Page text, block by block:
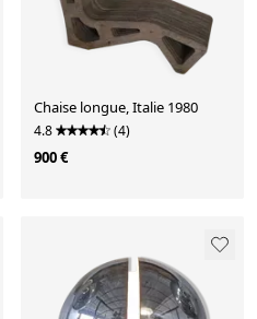
Chaise longue, Italie 1980
4.8 (4)
900 €